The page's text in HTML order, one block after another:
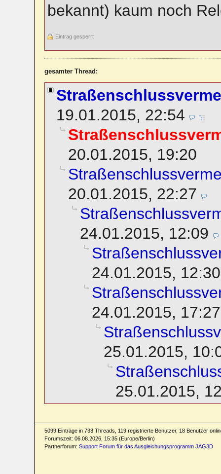
bekannt) kaum noch
Eintrag gesperrt
gesamter Thread:
19.01.2015, 22:54
20.01.2015, 19:20
20.01.2015, 22:27
24.01.2015, 12:09
24.01.2015, 12:30
24.01.2015, 17:27
25.01.2015,
25.01.2015,
5099 Einträge in 733 Threads, 119 registrierte Benutzer, 18 Benutzer
Forumszeit: 06.08.2026, 15:35 (Europe/Berlin)
Partnerforum: Support Forum für das Ausgleichungsprogramm JAG3D